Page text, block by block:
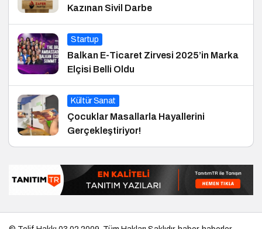
Kazınan Sivil Darbe
Startup
Balkan E-Ticaret Zirvesi 2025’in Marka
Elçisi Belli Oldu
Kültür Sanat
Çocuklar Masallarla Hayallerini
Gerçekleştiriyor!